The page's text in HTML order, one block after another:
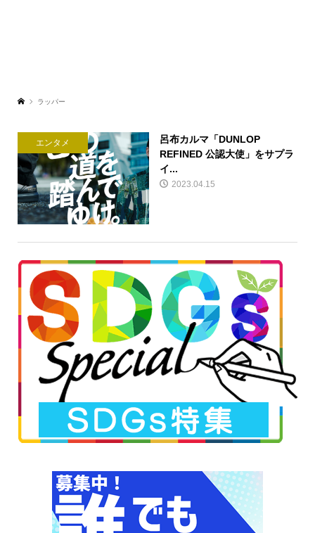
ラッパー
エンタメ
呂布カルマ「DUNLOP
REFINED 公認大使」をサプラ
イ...
2023.04.15